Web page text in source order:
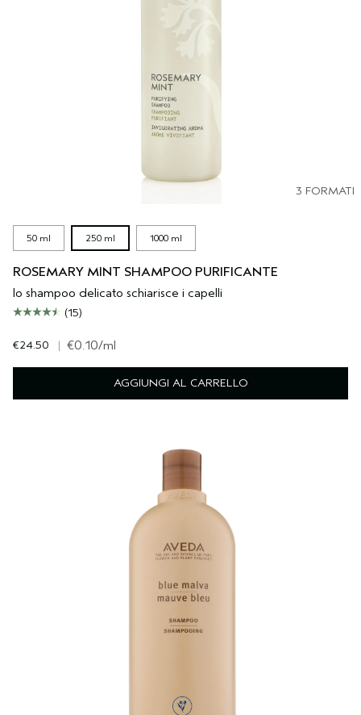
3 FORMATI
50 ml 250 ml 1000 ml
ROSEMARY MINT SHAMPOO PURIFICANTE
lo shampoo delicato schiarisce i capelli
(15)
€24.50 | €0.10/ml
AGGIUNGI AL CARRELLO